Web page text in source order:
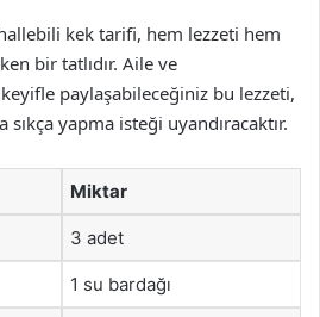
kek tarifi, hem lezzeti hem
bir tatlıdır. Aile ve
paylaşabileceğiniz bu lezzeti,
yapma isteği uyandıracaktır.
Miktar
3 adet
1 su bardağı